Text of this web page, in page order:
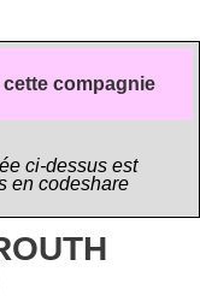
compagnie
ci-dessus est
en codeshare